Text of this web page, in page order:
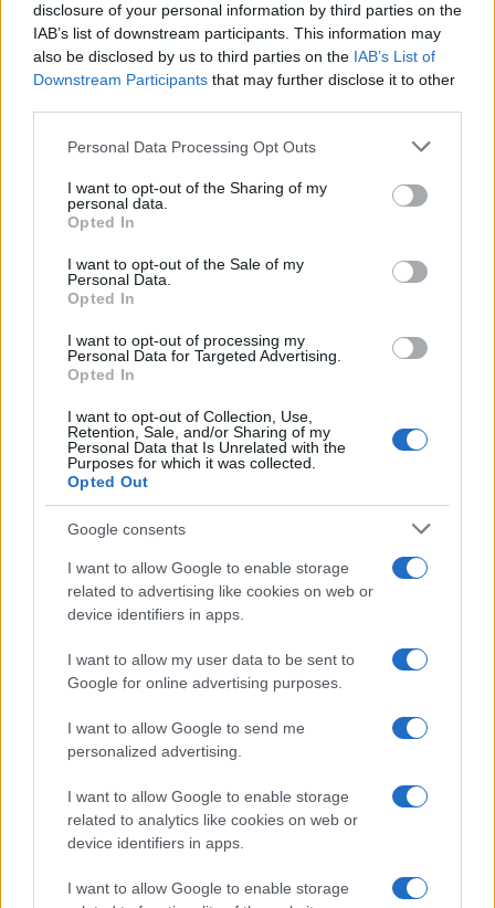
disclosure of your personal information by third parties on the
IAB’s list of downstream participants. This information may
also be disclosed by us to third parties on the IAB’s List of
Downstream Participants that may further disclose it to other
Please note that this website/app uses one or more Google
not limited to your visit or usage behaviour. You may click to
grant or deny consent to Google and its third-party tags to
use your data for below specified purposes in below Google
consent section.
Personal Data Processing Opt Outs
I want to opt-out of the Sharing of my
personal data.
Opted In
I want to opt-out of the Sale of my
Personal Data.
Opted In
I want to opt-out of processing my
Personal Data for Targeted Advertising.
Opted In
I want to opt-out of Collection, Use,
Retention, Sale, and/or Sharing of my
Personal Data that Is Unrelated with the
Purposes for which it was collected.
Opted Out
Google consents
I want to allow Google to enable storage
related to advertising like cookies on web or
device identifiers in apps.
I want to allow my user data to be sent to
Google for online advertising purposes.
I want to allow Google to send me
personalized advertising.
I want to allow Google to enable storage
related to analytics like cookies on web or
device identifiers in apps.
I want to allow Google to enable storage
AUTORE
Niccolò Conforti
Niccolò Conforti ha seguito il lancio di una
pro-innovazione nel settore fintech. Analista
mantiene un registro delle prime pitch a cui ha
assistito a Napoli.
Continua a leggere
GUIDE